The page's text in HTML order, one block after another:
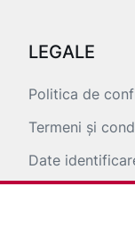
LEGALE
Politica de
Termeni și
Date